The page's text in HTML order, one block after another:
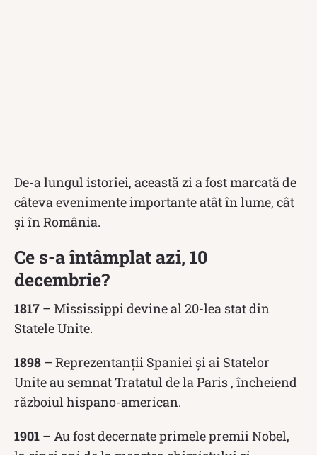
De-a lungul istoriei, această zi a fost marcată de
câteva evenimente importante atât în lume, cât
și în România.
Ce s-a întâmplat azi, 10
decembrie?
1817 – Mississippi devine al 20-lea stat din
Statele Unite.
1898 – Reprezentanții Spaniei și ai Statelor
Unite au semnat Tratatul de la Paris , încheiend
războiul hispano-american.
1901 – Au fost decernate primele premii Nobel,